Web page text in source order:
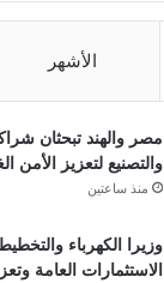
الأشهر
مصر والهند تبحثان
والتصنيع لتعزيز الأمن
منذ ساعتين
وزيرا الكهرباء
الاستثمارات العامة